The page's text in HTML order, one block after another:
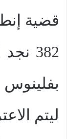
قضية
382
ليتم